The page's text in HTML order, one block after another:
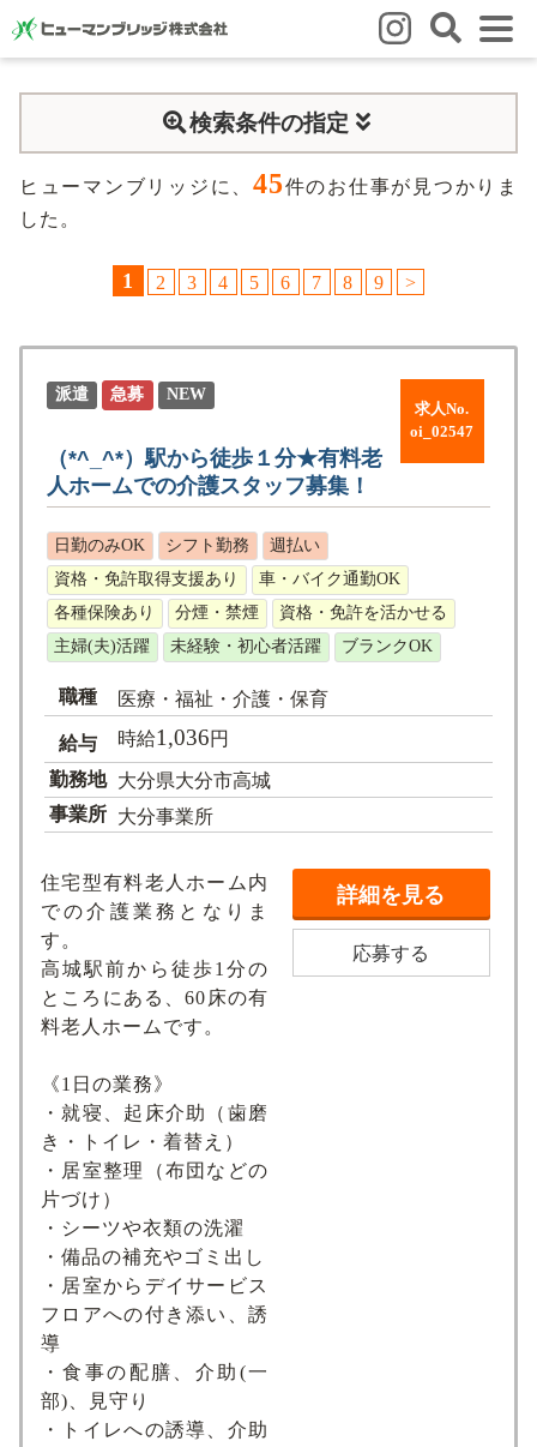
はじめての方
3つの強み いろいろな働き方
就業までの流れ HBのイイネ！
福利厚生 お悩み相談窓口 eラーニング
会社概要
ブログ
求人検索
検索条件の指定
ヒューマンブリッジに、 45件のお仕事が見つかりま
した。
1 2 3 4 5 6 7 8 9 >
求人No.
oi_02547
派遣 急募 NEW
（*^_^*）駅から徒歩１分★有料老
人ホームでの介護スタッフ募集！
日勤のみOK シフト勤務
週払い
資格・免許取得支援あり
車・バイク通勤OK
各種保険あり
分煙・禁煙
資格・免許を活かせる
主婦(夫)活躍
未経験・初心者活躍 ブランクOK
職種 医療・福祉・介護・保育
給与 時給1,036円
勤務地 大分県大分市高城
事業所 大分事業所
住宅型有料老人ホーム内
での介護業務となりま
す。
高城駅前から徒歩1分の
ところにある、60床の有
料老人ホームです。
《1日の業務》
・就寝、起床介助（歯磨
き・トイレ・着替え）
・居室整理（布団などの
片づけ）
・シーツや衣類の洗濯
・備品の補充やゴミ出し
・居室からデイサービス
フロアへの付き添い、誘
導
・食事の配膳、介助(一
部)、見守り
・トイレへの誘導、介助
詳細を見る
応募する